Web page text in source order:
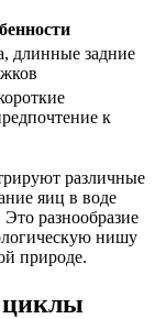
длинные задние
к
различные
яиц в воде
разнообразие
нишу
природе.
циклы